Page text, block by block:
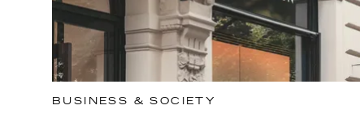
BUSINESS & SOCIETY